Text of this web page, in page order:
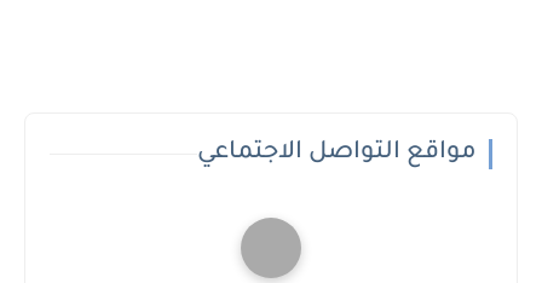
مواقع التواصل الاجتماعي